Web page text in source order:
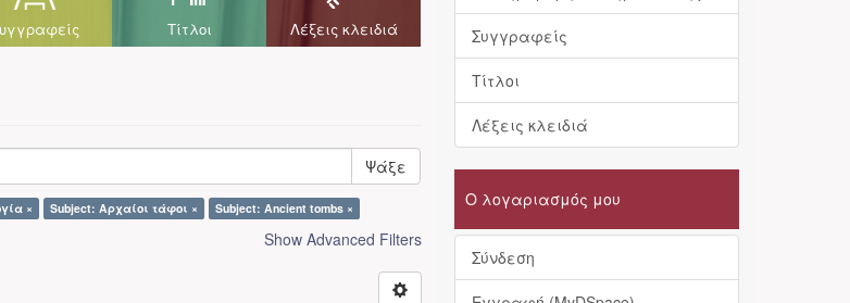
Τίτλοι Λέξεις κλειδιά
Ψάξε
× Subject: Αρχαίοι τάφοι × Subject: Ancient tombs ×
Show Advanced Filters
Συγγραφείς
Τίτλοι
Λέξεις κλειδιά
Ο λογαριασμός μου
Σύνδεση